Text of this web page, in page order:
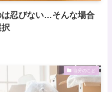
は忍びない…そんな場合
自分のこと